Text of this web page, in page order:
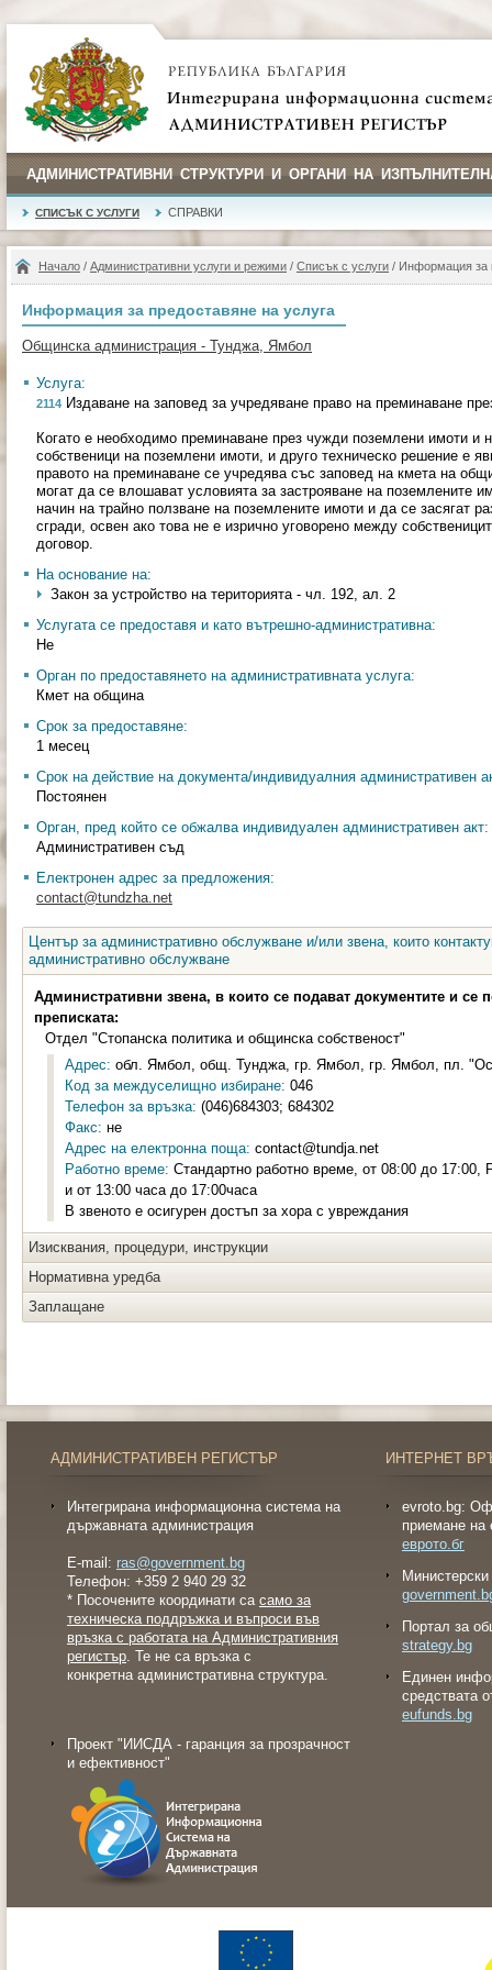
АДМИНИСТРАТИВНИ СТРУКТУРИ И ОРГАНИ НА
СПИСЪК С УСЛУГИ СПРАВКИ
Начало / Административни услуги и режими / Списък с услуги / Информация за
Информация за предоставяне на услуга
Общинска администрация - Тунджа, Ямбол
Услуга:
2114 Издаване на заповед за учредяване право на преминаване
Когато е необходимо преминаване през чужди поземлени имоти и
собственици на поземлени имоти, и друго техническо решение е
правото на преминаване се учредява със заповед на кмета на
могат да се влошават условията за застрояване на поземлените
начин на трайно ползване на поземлените имоти и да се засягат
сгради, освен ако това не е изрично уговорено между
договор.
На основание на:
Закон за устройство на територията - чл. 192, ал. 2
Услугата се предоставя и като вътрешно-административна:
Не
Орган по предоставянето на административната услуга:
Кмет на община
Срок за предоставяне:
1 месец
Срок на действие на документа/индивидуалния административен
Постоянен
Орган, пред който се обжалва индивидуален административен акт:
Административен съд
Електронен адрес за предложения:
contact@tundzha.net
Център за административно обслужване и/или звена, които
административно обслужване
Административни звена, в които се подават документите и се
преписката:
Отдел "Стопанска политика и общинска собственост"
Адрес: обл. Ямбол, общ. Тунджа, гр. Ямбол, гр. Ямбол, пл.
Код за междуселищно избиране: 046
Телефон за връзка: (046)684303; 684302
Факс: не
Адрес на електронна поща: contact@tundja.net
Работно време: Стандартно работно време, от 08:00 до 17:00,
и от 13:00 часа до 17:00часа
В звеното е осигурен достъп за хора с увреждания
Изисквания, процедури, инструкции
Нормативна уредба
Заплащане
АДМИНИСТРАТИВЕН РЕГИСТЪР
Интегрирана информационна система на
държавната администрация
E-mail: ras@government.bg
Телефон: +359 2 940 29 32
* Посочените координати са само за
техническа поддръжка и въпроси във
връзка с работата на Административния
регистър. Те не са връзка с
конкретна административна структура.
Проект "ИИСДА - гаранция за прозрачност
и ефективност"
ИНТЕРНЕТ
evroto.bg:
приемане на
еврото.бг
Портал за
strategy.bg
Eдинен
средствата
eufunds.bg